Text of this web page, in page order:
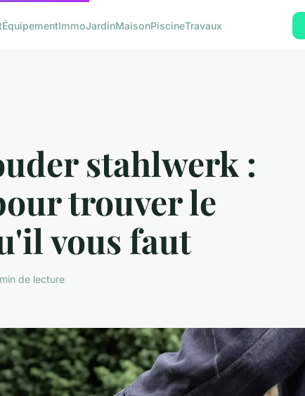
ÉquipementImmoJardinMaisonPiscineTravaux
stahlwerk :
trouver le
vous faut
de lecture